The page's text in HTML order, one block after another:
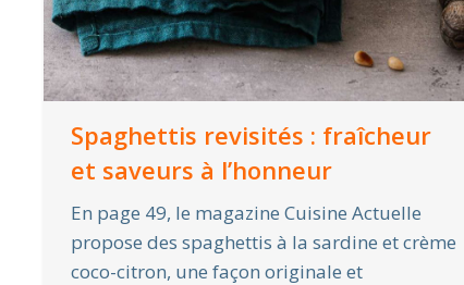
Spaghettis revisités : fraîcheur
et saveurs à l’honneur
En page 49, le magazine Cuisine Actuelle
propose des spaghettis à la sardine et crème
coco-citron, une façon originale et